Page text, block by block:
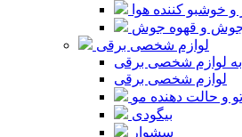
و خوشبو کننده هوا
و قهوه جوش
لوازم شخصی برقی
لوازم شخصی برقی
لوازم شخصی برقی
اتو و حالت دهنده مو
بیگودی
سشوار